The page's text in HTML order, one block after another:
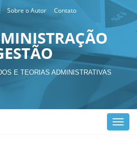
Sobre o Autor Contato
E TEORIAS ADMINISTRATIVAS